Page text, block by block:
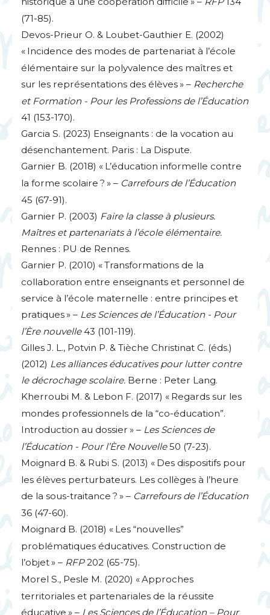
(71-85).
Devos-Prieur O. & Loubet-Gauthier E. (2002)
« Incidence des modes de partenariat à l’école
élémentaire sur la polyvalence des maîtres et
sur les représentations des élèves» – Recherche
et Formation - Pour les Professions de l’Éducation
41 (153-170).
Garcia S. (2023) Enseignants : de la vocation au
désenchantement. Paris : La Dispute.
Garnier B. (2018) « L’éducation informelle contre
la forme scolaire ? » – Carrefours de l’Éducation
45 (67-91).
Garnier P. (2003) Faire la classe à plusieurs.
Maîtres et partenariats à l’école élémentaire.
Rennes : PU de Rennes.
Garnier P. (2010) «Transformations de la
collaboration entre enseignants et personnel de
service à l’école maternelle : entre principes et
pratiques» – Les Sciences de l’Éducation - Pour
l’Ère nouvelle43 (101-119).
Gilles J. L., Potvin P. & Tièche Christinat C. (éds.)
(2012) Les alliances éducatives pour lutter contre
le décrochage scolaire. Berne : Peter Lang.
Kherroubi M. & Lebon F. (2017) « Regards sur les
mondes professionnels de la “co-éducation”.
Introduction au dossier » – Les Sciences de
l’Éducation - Pour l’Ère Nouvelle50 (7-23).
Moignard B. & Rubi S. (2013) « Des dispositifs pour
les élèves perturbateurs. Les collèges à l’heure
de la sous-traitance ? » – Carrefours de l’Éducation
36 (47-60).
Moignard B. (2018) « Les “nouvelles”
problématiques éducatives. Construction de
l’objet» – RFP202 (65-75).
Morel S., Pesle M. (2020) «Approches
territoriales et partenariales de la réussite
éducative » – Les Sciences de l’Éducation – Pour